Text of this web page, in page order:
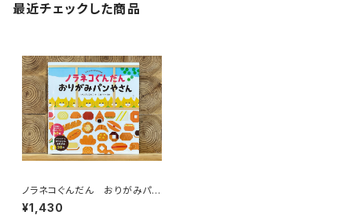
最近チェックした商品
ノラネコぐんだん おりがみパン
やさん
¥1,430